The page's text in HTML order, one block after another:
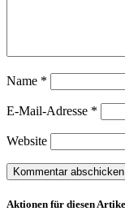
Name *
E-Mail-Adresse *
Website
Aktionen für diesen